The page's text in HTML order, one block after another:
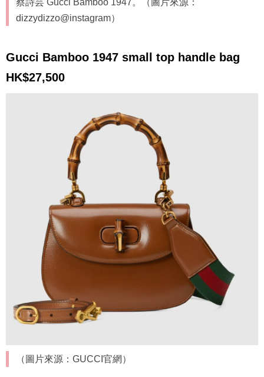
dizzydizzo@instagram）
Gucci Bamboo 1947 small top handle bag
HK$27,500
（圖片來源：GUCCI官網）